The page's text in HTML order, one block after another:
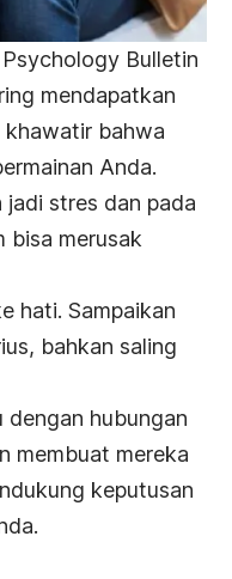
Bulletin
mendapatkan
khawatir bahwa
Anda.
stres dan pada
bisa merusak
hati. Sampaikan
bahkan saling
hubungan
membuat mereka
keputusan